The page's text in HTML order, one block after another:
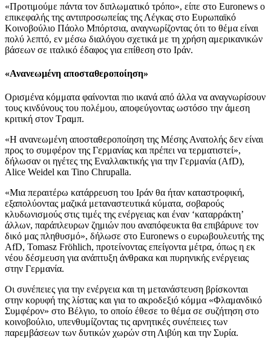
«Προτιμούμε πάντα τον διπλωματικό τρόπο», είπε στο Euronews ο
επικεφαλής της αντιπροσωπείας της Λέγκας στο Ευρωπαϊκό
Κοινοβούλιο Πάολο Μπόρτσια, αναγνωρίζοντας ότι το θέμα είναι
πολύ λεπτό, εν μέσω διαλόγου σχετικά με τη χρήση αμερικανικών
βάσεων σε ιταλικό έδαφος για επίθεση στο Ιράν.
«Ανανεωμένη αποσταθεροποίηση»
Ορισμένα κόμματα φαίνονται πιο ικανά από άλλα να αναγνωρίσουν
τους κινδύνους του πολέμου, αποφεύγοντας ωστόσο την άμεση
κριτική στον Τραμπ.
«Η ανανεωμένη αποσταθεροποίηση της Μέσης Ανατολής δεν είναι
προς το συμφέρον της Γερμανίας και πρέπει να τερματιστεί»,
δήλωσαν οι ηγέτες της Εναλλακτικής για την Γερμανία (AfD),
Alice Weidel και Tino Chrupalla.
«Μια περαιτέρω κατάρρευση του Ιράν θα ήταν καταστροφική,
εξαπολύοντας μαζικά μεταναστευτικά κύματα, σοβαρούς
κλυδωνισμούς στις τιμές της ενέργειας και έναν ‘καταρράκτη’
άλλων, παράπλευρων ζημιών που αναπόφευκτα θα επιβάρυνε τον
δικό μας πληθυσμό», δήλωσε στο Euronews ο ευρωβουλευτής της
AfD, Tomasz Fröhlich, προτείνοντας επείγοντα μέτρα, όπως η εκ
νέου δέσμευση για ανάπτυξη άνθρακα και πυρηνικής ενέργειας
στην Γερμανία.
Οι συνέπειες για την ενέργεια και τη μετανάστευση βρίσκονται
στην κορυφή της λίστας και για το ακροδεξιό κόμμα «Φλαμανδικό
Συμφέρον» στο Βέλγιο, το οποίο έθεσε το θέμα σε συζήτηση στο
κοινοβούλιο, υπενθυμίζοντας τις αρνητικές συνέπειες των
παρεμβάσεων των δυτικών χωρών στη Λιβύη και την Συρία.